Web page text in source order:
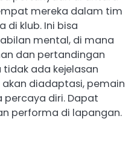
mereka dalam tim
di klub. Ini bisa
mental, di mana
dan pertandingan
ada kejelasan
diadaptasi, pemain
percaya diri. Dapat
performa di lapangan.